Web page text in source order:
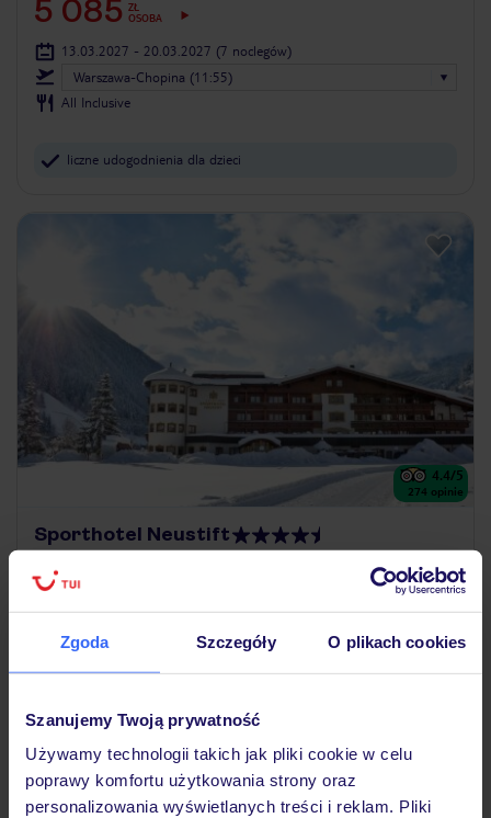
Zgoda Szczegóły O plikach cookies
Szanujemy Twoją prywatność
Używamy technologii takich jak pliki cookie w celu
poprawy komfortu użytkowania strony oraz
personalizowania wyświetlanych treści i reklam. Pliki
5 085 ZŁ
OSOBA
13.03.2027 - 20.03.2027 (7 noclegów)
Warszawa-Chopina (11:55)
All Inclusive
liczne udogodnienia dla dzieci
4.4/5
274 opinie
Sporthotel Neustift
6 281
05.12.2026 - 12.12.2026
(7 noclegów)